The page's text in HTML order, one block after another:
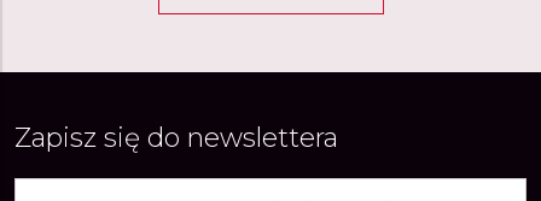
Zapisz się do newslettera